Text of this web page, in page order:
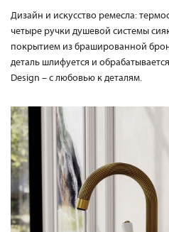
Дизайн и искусство ремесла:
четыре ручки душевой системы
покрытием из брашированной
деталь шлифуется и
Design – с любовью к деталям.